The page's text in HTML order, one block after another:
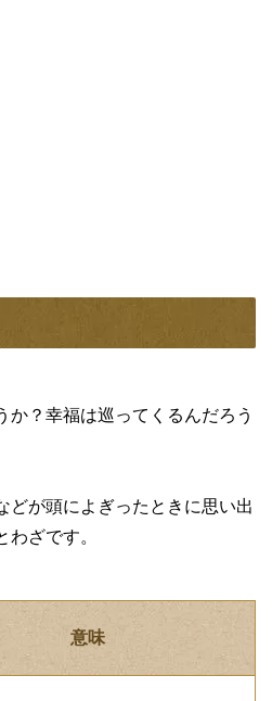
か？幸福は巡ってくるんだろう
どが頭によぎったときに思い出
ざです。
意味